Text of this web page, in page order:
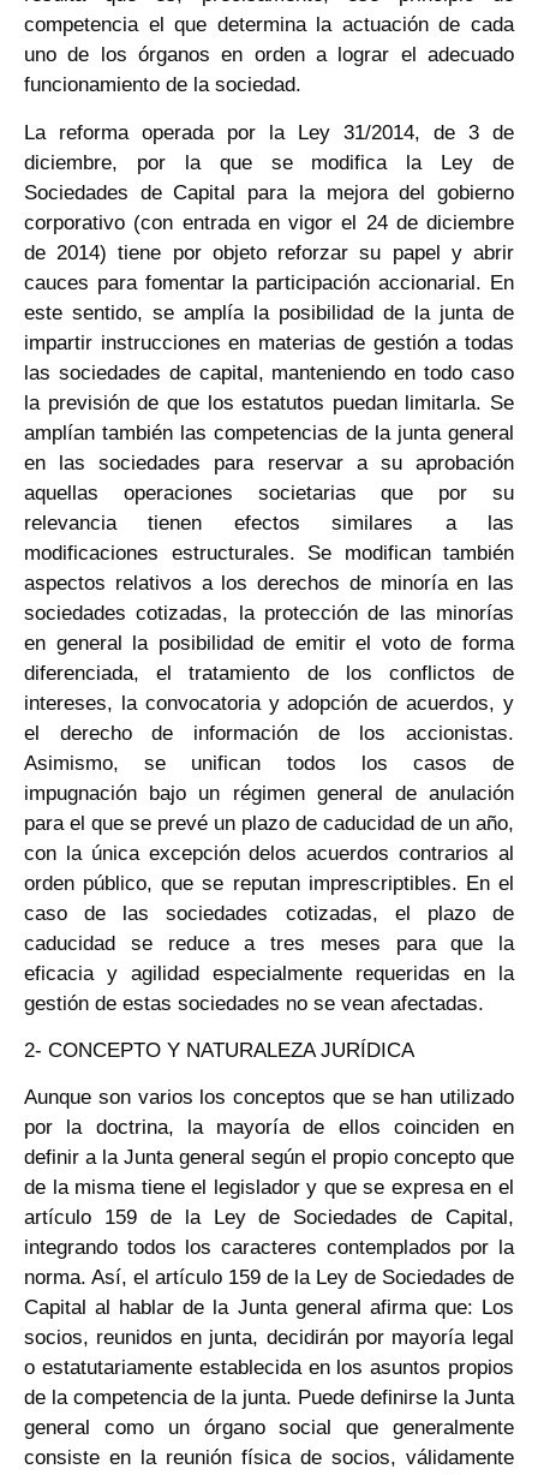
competencia el que determina la actuación de cada
uno de los órganos en orden a lograr el adecuado
funcionamiento de la sociedad.
La reforma operada por la Ley 31/2014, de 3 de
diciembre, por la que se modifica la Ley de
Sociedades de Capital para la mejora del gobierno
corporativo (con entrada en vigor el 24 de diciembre
de 2014) tiene por objeto reforzar su papel y abrir
cauces para fomentar la participación accionarial. En
este sentido, se amplía la posibilidad de la junta de
impartir instrucciones en materias de gestión a todas
las sociedades de capital, manteniendo en todo caso
la previsión de que los estatutos puedan limitarla. Se
amplían también las competencias de la junta general
en las sociedades para reservar a su aprobación
aquellas operaciones societarias que por su
relevancia tienen efectos similares a las
modificaciones estructurales. Se modifican también
aspectos relativos a los derechos de minoría en las
sociedades cotizadas, la protección de las minorías
en general la posibilidad de emitir el voto de forma
diferenciada, el tratamiento de los conflictos de
intereses, la convocatoria y adopción de acuerdos, y
el derecho de información de los accionistas.
Asimismo, se unifican todos los casos de
impugnación bajo un régimen general de anulación
para el que se prevé un plazo de caducidad de un año,
con la única excepción delos acuerdos contrarios al
orden público, que se reputan imprescriptibles. En el
caso de las sociedades cotizadas, el plazo de
caducidad se reduce a tres meses para que la
eficacia y agilidad especialmente requeridas en la
gestión de estas sociedades no se vean afectadas.
2- CONCEPTO Y NATURALEZA JURÍDICA
Aunque son varios los conceptos que se han utilizado
por la doctrina, la mayoría de ellos coinciden en
definir a la Junta general según el propio concepto que
de la misma tiene el legislador y que se expresa en el
artículo 159 de la Ley de Sociedades de Capital,
integrando todos los caracteres contemplados por la
norma. Así, el artículo 159 de la Ley de Sociedades de
Capital al hablar de la Junta general afirma que: Los
socios, reunidos en junta, decidirán por mayoría legal
o estatutariamente establecida en los asuntos propios
de la competencia de la junta. Puede definirse la Junta
general como un órgano social que generalmente
consiste en la reunión física de socios, válidamente